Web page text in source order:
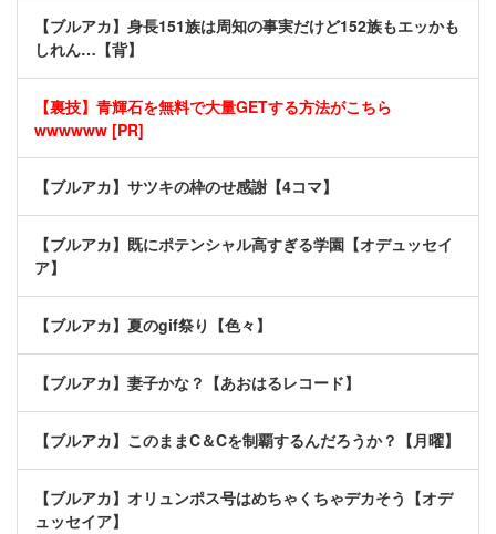
【ブルアカ】身長151族は周知の事実だけど152族もエッかも
しれん…【背】
【裏技】青輝石を無料で大量GETする方法がこちら
wwwwww [PR]
【ブルアカ】サツキの枠のせ感謝【4コマ】
【ブルアカ】既にポテンシャル高すぎる学園【オデュッセイ
ア】
【ブルアカ】夏のgif祭り【色々】
【ブルアカ】妻子かな？【あおはるレコード】
【ブルアカ】このままC＆Cを制覇するんだろうか？【月曜】
【ブルアカ】オリュンポス号はめちゃくちゃデカそう【オデ
ュッセイア】